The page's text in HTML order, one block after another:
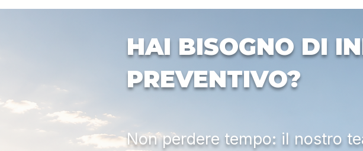
HAI BISOGNO DI
PREVENTIVO?
Non perdere tempo: il nostro